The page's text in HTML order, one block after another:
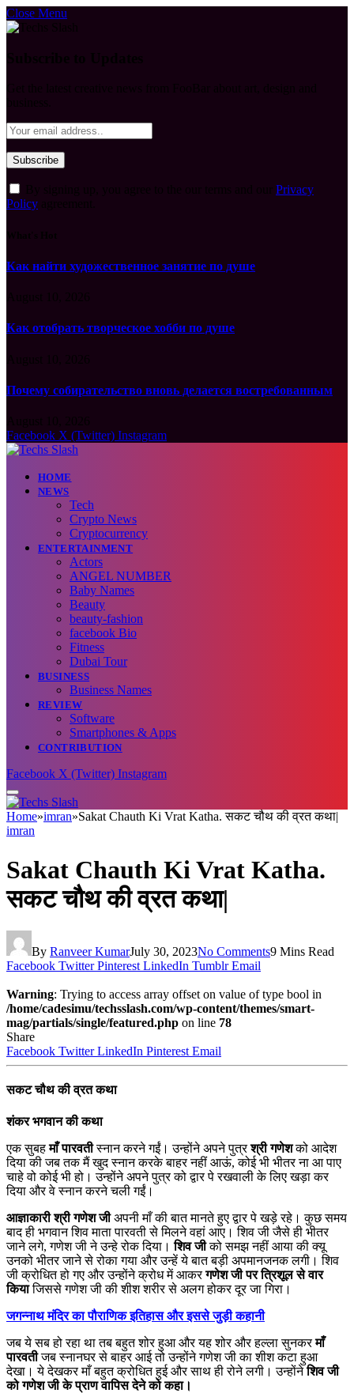
Close Menu
Privacy
Policy
Как найти художественное занятие по душе
Как отобрать творческое хобби по душе
Почему собирательство вновь делается востребованным
Facebook X (Twitter) Instagram
HOME
NEWS
Tech
Crypto News
Cryptocurrency
ENTERTAINMENT
Actors
ANGEL NUMBER
Baby Names
Beauty
beauty-fashion
facebook Bio
Fitness
Dubai Tour
BUSINESS
Business Names
REVIEW
Software
Smartphones & Apps
CONTRIBUTION
Facebook X (Twitter) Instagram
Home»imran»Sakat Chauth Ki Vrat Katha. सकट चौथ की व्रत कथा|
imran
Sakat Chauth Ki Vrat Katha.
सकट चौथ की व्रत कथा|
By Ranveer KumarJuly 30, 2023No Comments9 Mins Read
Facebook Twitter Pinterest LinkedIn Tumblr Email
Warning: Trying to access array offset on value of type bool in
/home/cadesimu/techsslash.com/wp-content/themes/smart-
mag/partials/single/featured.php on line 78
Share
Facebook Twitter LinkedIn Pinterest Email
सकट चौथ की व्रत कथा
शंकर भगवान की कथा
एक सुबहमाँ पारवतीस्नान करने गईं। उन्होंने अपने पुत्रश्री गणेशको आदेश
दिया की जब तक मैं खुद स्नान करके बाहर नहीं आऊं, कोई भी भीतर ना आ पाए
चाहे वो कोई भी हो। उन्होंने अपने पुत्र को द्वार पे रखवाली के लिए खड़ा कर
दिया और वे स्नान करने चली गईं।
आज्ञाकारी श्री गणेश जीअपनी माँ की बात मानते हुए द्वार पे खड़े रहे। कुछ समय
बाद ही भगवान शिव माता पारवती से मिलने वहां आए। शिव जी जैसे ही भीतर
जाने लगे, गणेश जी ने उन्हे रोक दिया। शिव जीको समझ नहीं आया की क्यू
उनको भीतर जाने से रोका गया और उन्हें ये बात बड़ी अपमानजनक लगी। शिव
जी क्रोधित हो गए और उन्होंने क्रोध में आकरगणेश जी पर त्रिशूल से वार
कियाजिससे गणेश जी की शीश शरीर से अलग होकर दूर जा गिरा।
जगन्नाथ मंदिर का पौराणिक इतिहास और इससे जुड़ी कहानी
जब ये सब हो रहा था तब बहुत शोर हुआ और यह शोर और हल्ला सुनकरमाँ
पारवतीजब स्नानघर से बाहर आई तो उन्होंने गणेश जी का शीश कटा हुआ
देखा। ये देखकर माँ बहुत क्रोधित हुई और साथ ही रोने लगी। उन्होंनेशिव जी
को गणेश जी के प्राण वापिस देने को कहा।